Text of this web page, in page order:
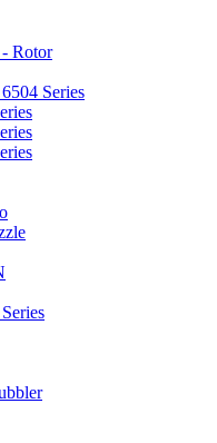
Rotor
Series